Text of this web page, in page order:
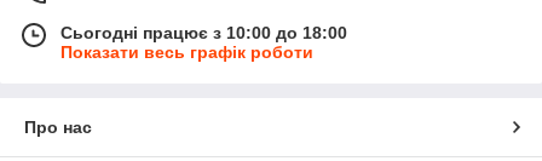
Сьогодні працює з 10:00 до 18:00
Показати весь графік роботи
Про нас